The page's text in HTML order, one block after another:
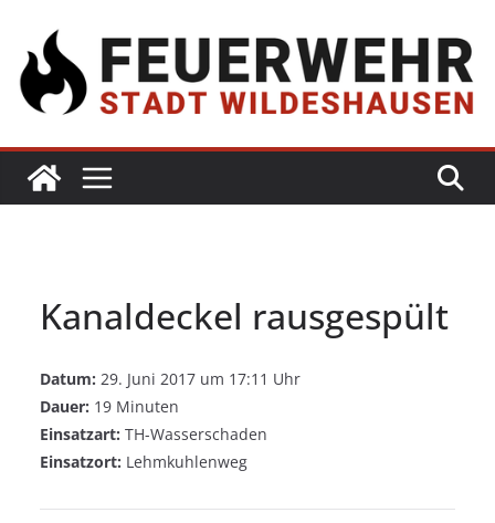
Kanaldeckel rausgespült
Datum: 29. Juni 2017 um 17:11 Uhr
Dauer: 19 Minuten
Einsatzart: TH-Wasserschaden
Einsatzort: Lehmkuhlenweg